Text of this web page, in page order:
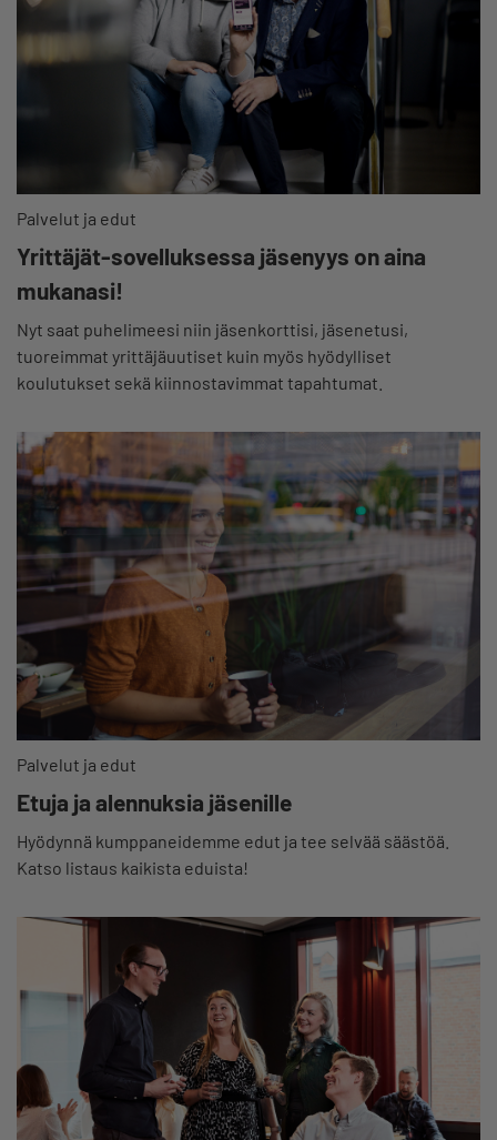
Palvelut ja edut
Yrittäjät-sovelluksessa jäsenyys on aina
mukanasi!
Nyt saat puhelimeesi niin jäsenkorttisi, jäsenetusi,
tuoreimmat yrittäjäuutiset kuin myös hyödylliset
koulutukset sekä kiinnostavimmat tapahtumat.
Palvelut ja edut
Etuja ja alennuksia jäsenille
Hyödynnä kumppaneidemme edut ja tee selvää säästöä.
Katso listaus kaikista eduista!